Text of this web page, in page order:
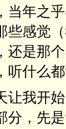
当年之
些感觉
还是那
听什么
让我开
分，先